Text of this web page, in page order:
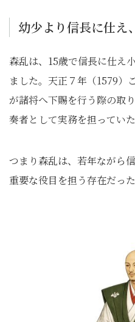
幼少より信長に仕え
森乱は、15歳で信長に仕え
ました。天正７年（1579）
が諸将へ下賜を行う際の取
奏者として実務を担ってい
つまり森乱は、若年ながら
重要な役目を担う存在だっ